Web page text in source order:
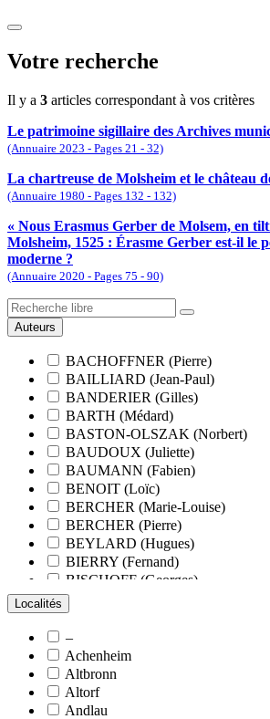
Votre recherche
Il y a 3 articles correspondant à vos critères
Le patrimoine sigillaire des Archives
(Annuaire 2023 - Pages 21 - 32)
La chartreuse de Molsheim et le château
(Annuaire 1980 - Pages 132 - 132)
« Nous Erasmus Gerber de Molsem, en
Molsheim, 1525 : Érasme Gerber est-il le
moderne ?
(Annuaire 2020 - Pages 75 - 90)
Auteurs
BACHOFFNER (Pierre)
BAILLIARD (Jean-Paul)
BANDERIER (Gilles)
BARTH (Médard)
BASTON-OLSZAK (Norbert)
BAUDOUX (Juliette)
BAUMANN (Fabien)
BENOIT (Loïc)
BERCHER (Marie-Louise)
BERCHER (Pierre)
BEYLARD (Hugues)
BIERRY (Fernand)
BISCHOFF (Georges)
BLANCHARD (François)
BLANCHARD (Pierre-Valentin)
BLUMENROEDER (Quentin)
BOEHLER (Jean-Michel)
BOËS (Simone)
BORNERT (René)
Localités
–
Achenheim
Altbronn
Altorf
Andlau